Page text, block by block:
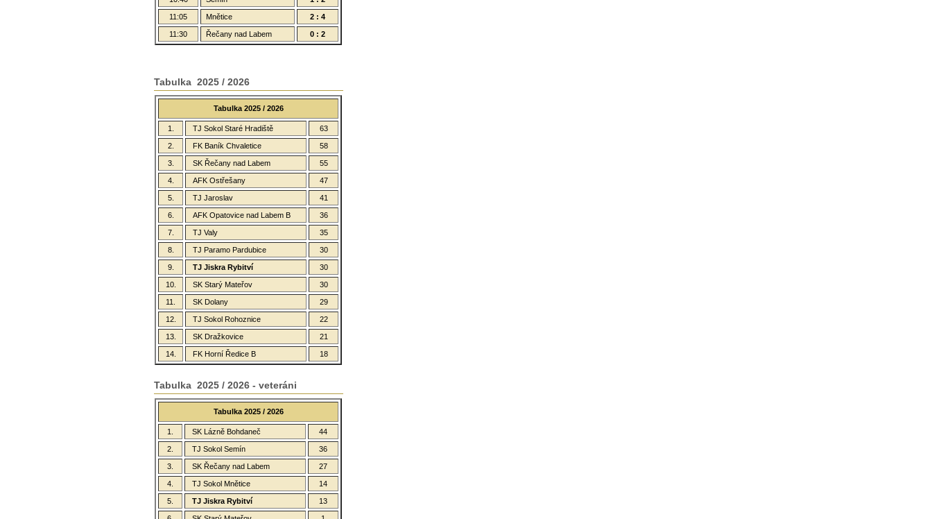
11:05 Mnětice 2 : 4
11:30 Řečany nad Labem 0 : 2
Tabulka 2025 / 2026
Tabulka 2025 / 2026
1. TJ Sokol Staré Hradiště 63
2. FK Baník Chvaletice 58
3. SK Řečany nad Labem 55
4. AFK Ostřešany 47
5. TJ Jaroslav 41
6. AFK Opatovice nad Labem B 36
7. TJ Valy 35
8. TJ Paramo Pardubice 30
9. TJ Jiskra Rybitví 30
10. SK Starý Mateřov 30
11. SK Dolany 29
12. TJ Sokol Rohoznice 22
13. SK Dražkovice 21
14. FK Horní Ředice B 18
Tabulka 2025 / 2026 - veteráni
Tabulka 2025 / 2026
1. SK Lázně Bohdaneč 44
2. TJ Sokol Semín 36
3. SK Řečany nad Labem 27
4. TJ Sokol Mnětice 14
5. TJ Jiskra Rybitví 13